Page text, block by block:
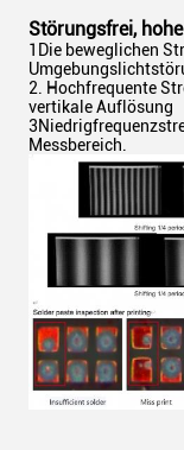
Störungsfrei,
1Die beweglichen
2. Hochfrequente
vertikale Auflösung
Messbereich.